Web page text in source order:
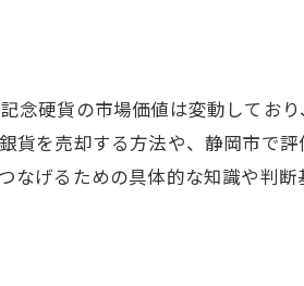
念硬貨の市場価値は変動してお
貨を売却する方法や、静岡市で
げるための具体的な知識や判